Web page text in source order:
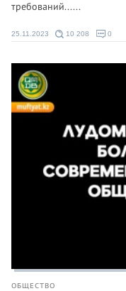
требований......
25.11.2023 10 208 0
ОБЩЕСТВО